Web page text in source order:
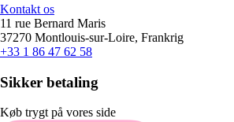
Kontakt os
11 rue Bernard Maris
37270 Montlouis-sur-Loire, Frankrig
+33 1 86 47 62 58
Sikker betaling
Køb trygt på vores side